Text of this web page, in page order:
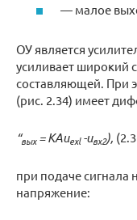
— малое
ОУ является
усиливает широкий
составляющей. При
(рис. 2.34) имеет
“вых= KAuexl-ивх2),
при подаче
напряжение: